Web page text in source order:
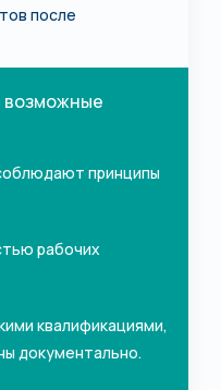
после
возможные
принципы
рабочих
квалификациями,
документально.